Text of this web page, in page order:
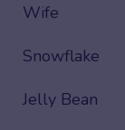
Wife
Snowflake
Jelly Bean